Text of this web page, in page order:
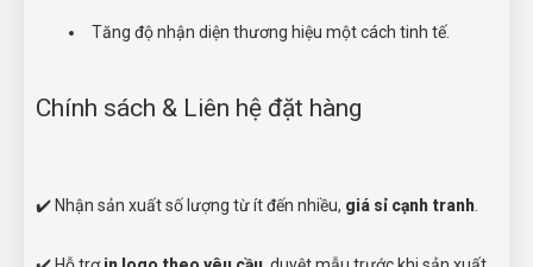
Tăng độ nhận diện thương hiệu một cách tinh tế.
Chính sách & Liên hệ đặt hàng
✔️ Nhận sản xuất số lượng từ ít đến nhiều, giá sỉ cạnh tranh